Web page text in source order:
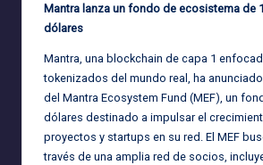
Mantra lanza un fondo de ecosistema de
dólares
Mantra, una blockchain de capa 1
tokenizados del mundo real, ha
del Mantra Ecosystem Fund (MEF), un
dólares destinado a impulsar el
proyectos y startups en su red. El MEF
través de una amplia red de socios,